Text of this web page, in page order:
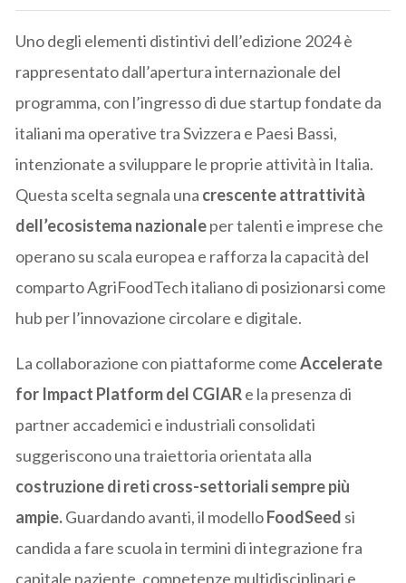
Uno degli elementi distintivi dell’edizione 2024 è
rappresentato dall’apertura internazionale del
programma, con l’ingresso di due startup fondate da
italiani ma operative tra Svizzera e Paesi Bassi,
intenzionate a sviluppare le proprie attività in Italia.
Questa scelta segnala una crescente attrattività
dell’ecosistema nazionaleper talenti e imprese che
operano su scala europea e rafforza la capacità del
comparto AgriFoodTech italiano di posizionarsi come
hub per l’innovazione circolare e digitale.
La collaborazione con piattaforme comeAccelerate
for Impact Platform del CGIARe la presenza di
partner accademici e industriali consolidati
suggeriscono una traiettoria orientata alla
costruzione di reti cross-settoriali sempre più
ampie.Guardando avanti, il modelloFoodSeed si
candida a fare scuola in termini di integrazione fra
capitale paziente, competenze multidisciplinari e